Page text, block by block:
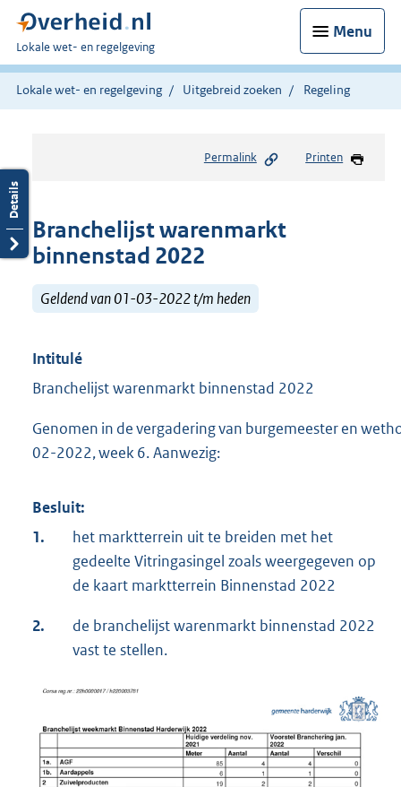
Menu
U
bent
hier:
Lokale wet- en regelgeving
Lokale wet- en regelgeving Uitgebreid zoeken Regeling
Permalink Printen
Branchelijst warenmarkt
binnenstad 2022
Geldend van 01-03-2022 t/m heden
Intitulé
Branchelijst warenmarkt binnenstad 2022
Genomen in de vergadering van burgemeester en
02-2022, week 6. Aanwezig:
Besluit:
1.
het marktterrein uit te breiden met het
gedeelte Vitringasingel zoals weergegeven op
de kaart marktterrein Binnenstad 2022
2.
de branchelijst warenmarkt binnenstad 2022
vast te stellen.